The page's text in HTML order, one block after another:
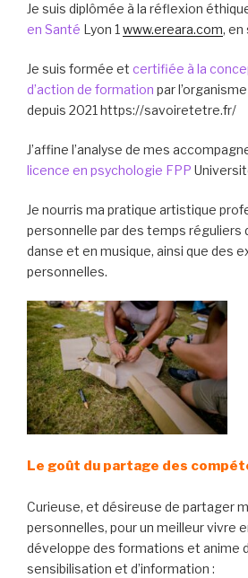
Je suis diplômée à la réflexion
en Santé Lyon 1 www.ereara.com, en
Je suis formée et certifiée à la
d’action de formation par
depuis 2021 https://savoiretetre.fr/
J’affine l’analyse de mes
licence en psychologie FPP
Je nourris ma pratique artistique
personnelle par des temps réguliers
danse et en musique, ainsi que des
personnelles.
Le goût du partage des
Curieuse, et désireuse de partager
personnelles, pour un meilleur vivre
développe des formations et anime
sensibilisation et d’information :